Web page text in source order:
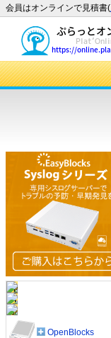
会員はオンラインで見積書(
OpenBlocks